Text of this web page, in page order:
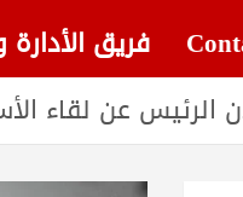
فريق الأدارة
الرئيس عن لقاء